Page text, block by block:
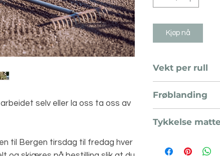
selv eller la oss ta oss av
til Bergen tirsdag til fredag hver
Kjøp nå
Vekt per rull
Frøblanding
Tykkelse matte